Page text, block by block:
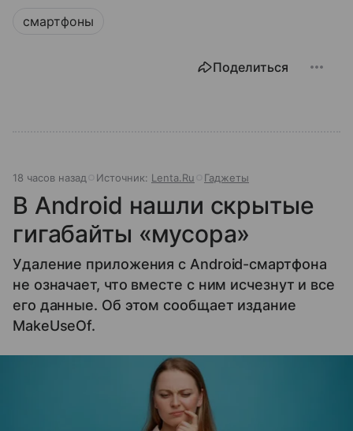
смартфоны
Поделиться
18 часов назад Источник: Lenta.Ru Гаджеты
В Android нашли скрытые
гигабайты «мусора»
Удаление приложения с Android-смартфона
не означает, что вместе с ним исчезнут и все
его данные. Об этом сообщает издание
MakeUseOf.